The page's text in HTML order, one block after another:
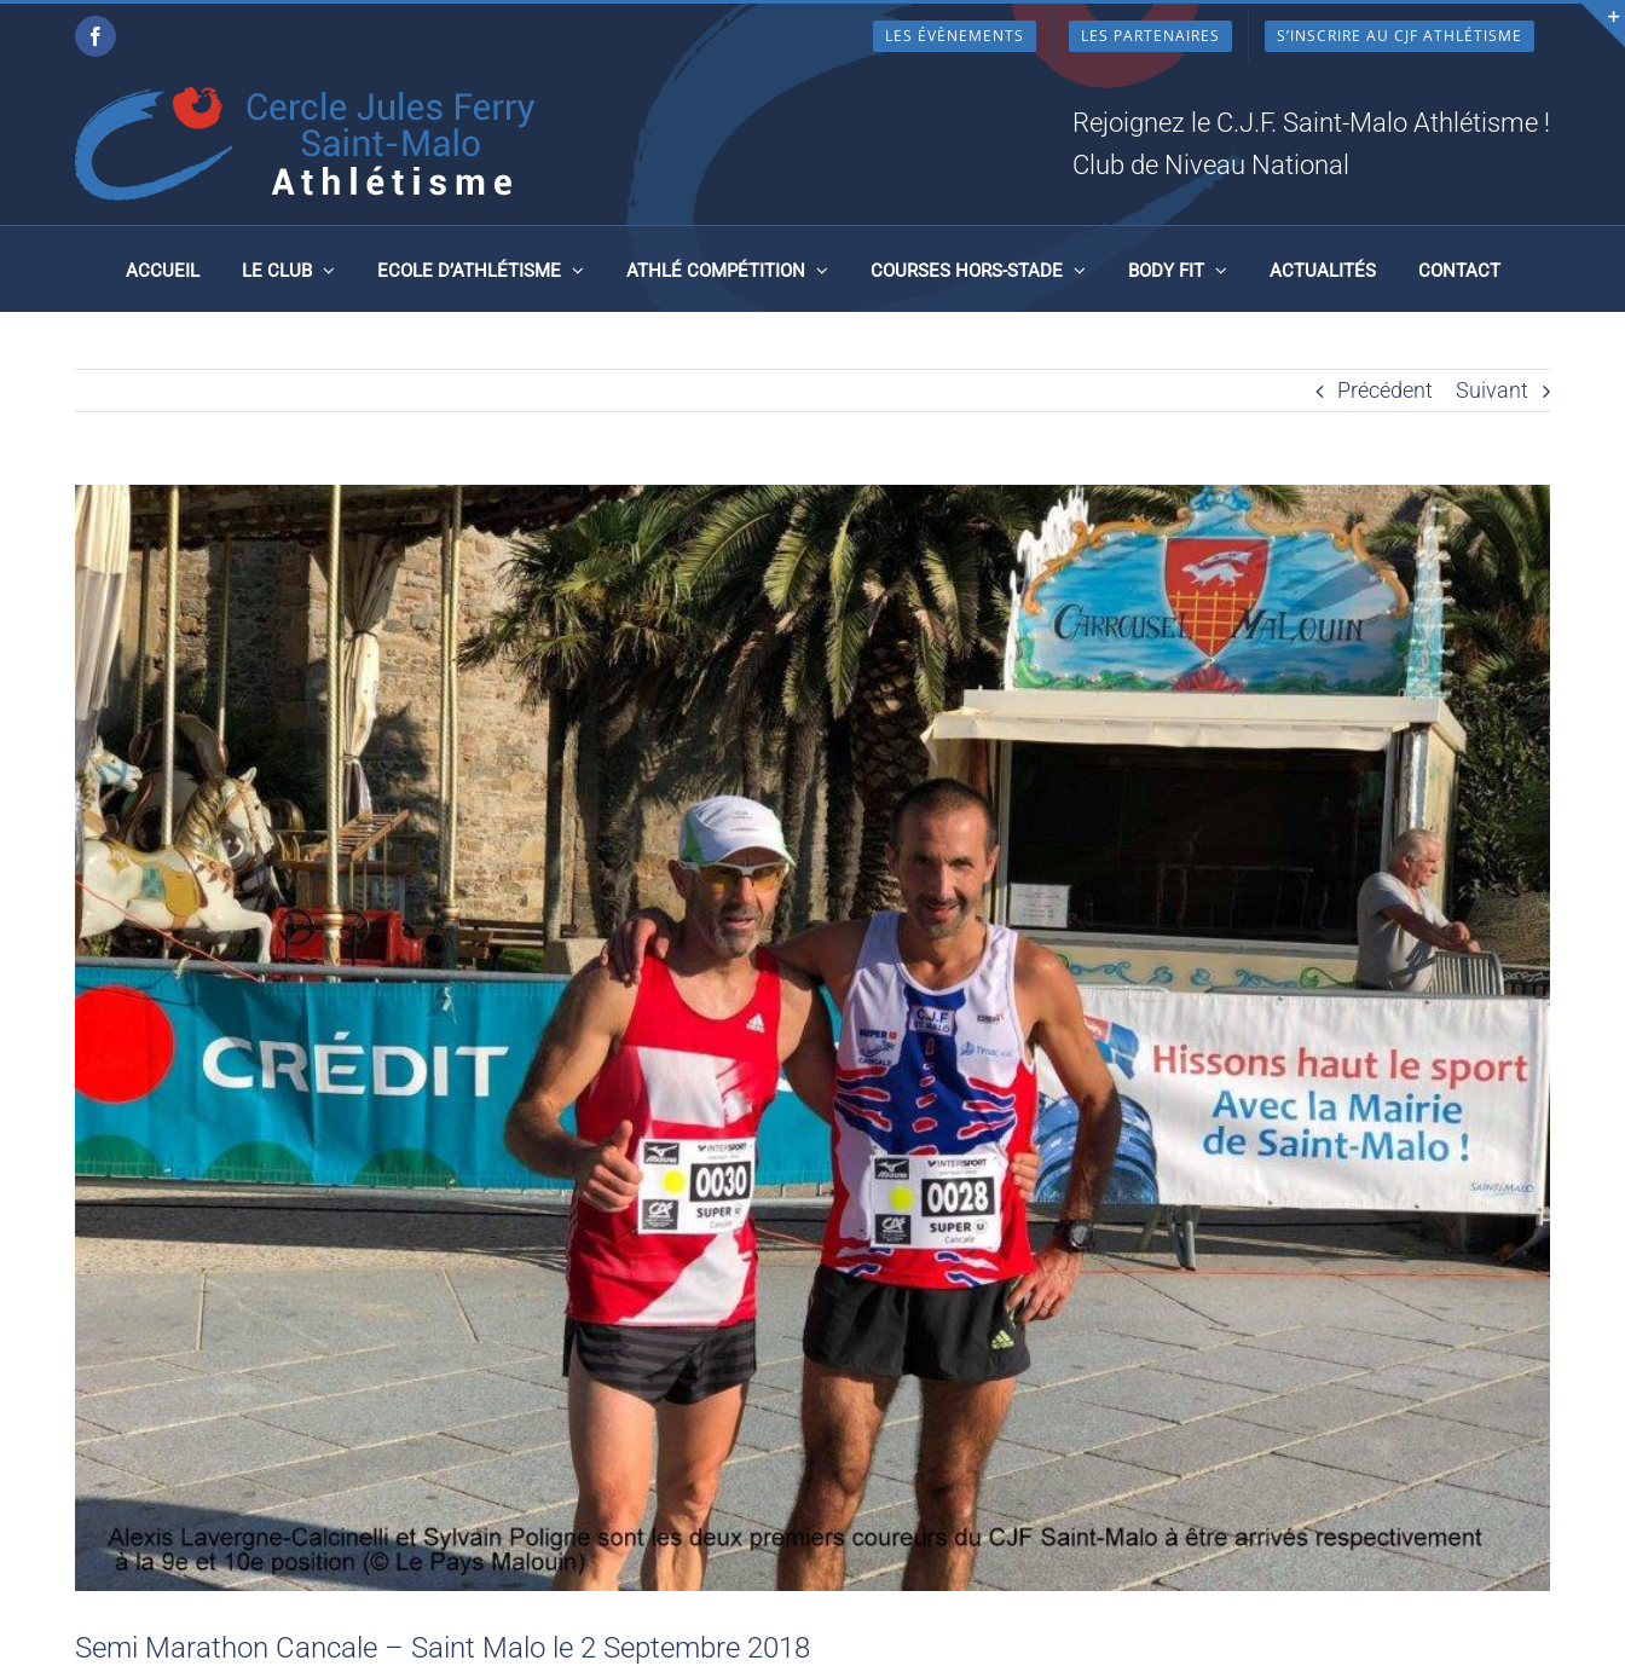
Facebook LES ÉVÈNEMENTS LES PARTENAIRES S’INSCRIRE AU CJF ATHLÉTISME
Rejoignez le C.J.F. Saint-Malo Athlétisme !
Club de Niveau National
ACCUEIL LE CLUB ECOLE D’ATHLÉTISME ATHLÉ COMPÉTITION COURSES HORS-STADE BODY FIT ACTUALITÉS CONTACT
SEMI MARATHON CANCALE – SAINT MALO LE 2
SEPTEMBRE 2018
Précédent Suivant
Semi Marathon Cancale – Saint Malo le 2 Septembre 2018